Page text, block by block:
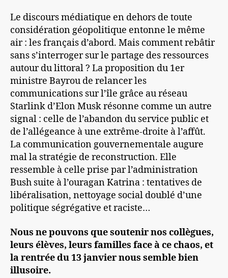
Le discours médiatique en dehors de toute
considération géopolitique entonne le même
air : les français d’abord. Mais comment rebâtir
sans s’interroger sur le partage des ressources
autour du littoral ? La proposition du 1er
ministre Bayrou de relancer les
communications sur l’île grâce au réseau
Starlink d’Elon Musk résonne comme un autre
signal : celle de l’abandon du service public et
de l’allégeance à une extrême-droite à l’affût.
La communication gouvernementale augure
mal la stratégie de reconstruction. Elle
ressemble à celle prise par l’administration
Bush suite à l’ouragan Katrina : tentatives de
libéralisation, nettoyage social doublé d’une
politique ségrégative et raciste…
Nous ne pouvons que soutenir nos collègues,
leurs élèves, leurs familles face à ce chaos, et
la rentrée du 13 janvier nous semble bien
illusoire.